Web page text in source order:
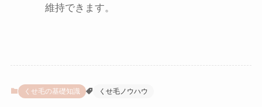
維持できます。
くせ毛の基礎知識 くせ毛ノウハウ